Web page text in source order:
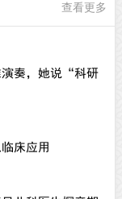
查看更多
演奏，她说“科研
床应用